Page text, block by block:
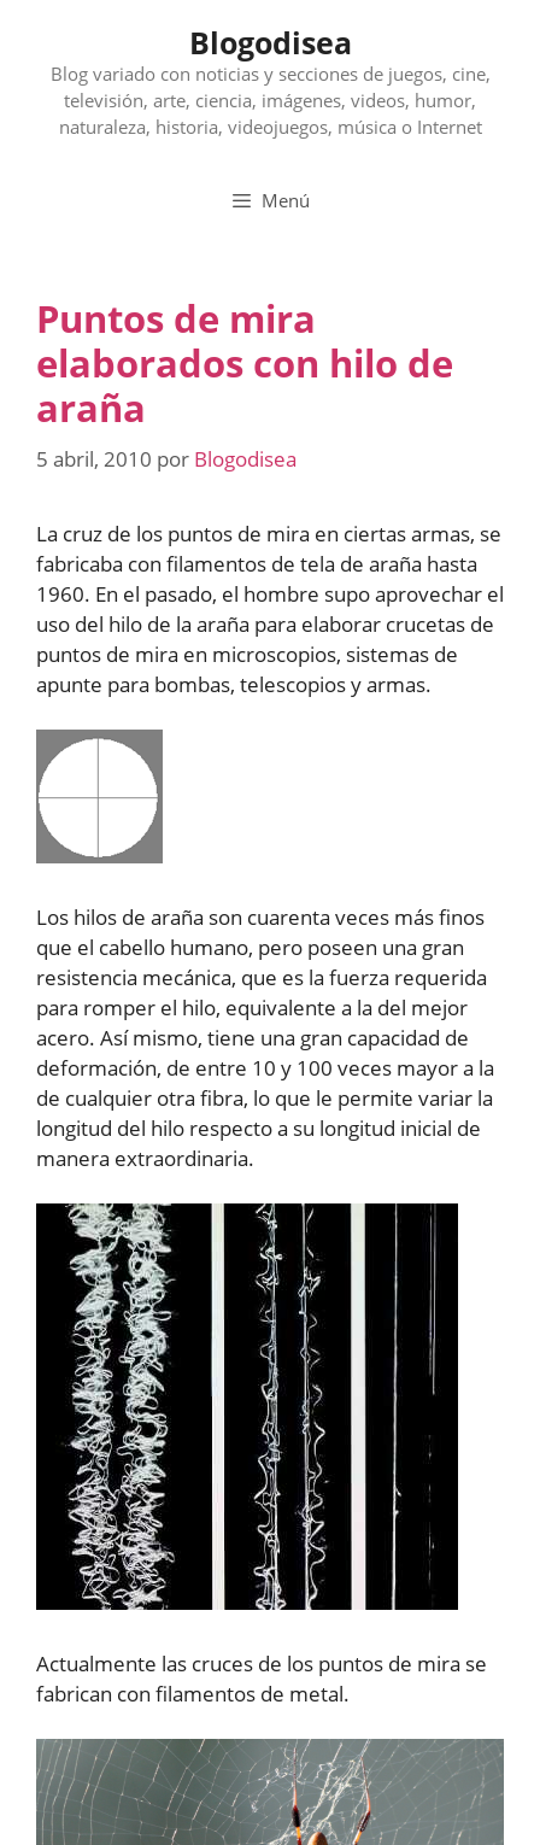
contenido
Blogodisea
Blog variado con noticias y secciones de juegos, cine,
televisión, arte, ciencia, imágenes, videos, humor,
naturaleza, historia, videojuegos, música o Internet
Menú
Puntos de mira
elaborados con hilo de
araña
5 abril, 2010 por Blogodisea
La cruz de los puntos de mira en ciertas armas, se
fabricaba con filamentos de tela de araña hasta
1960. En el pasado, el hombre supo aprovechar el
uso del hilo de la araña para elaborar crucetas de
puntos de mira en microscopios, sistemas de
apunte para bombas, telescopios y armas.
Los hilos de araña son cuarenta veces más finos
que el cabello humano, pero poseen una gran
resistencia mecánica, que es la fuerza requerida
para romper el hilo, equivalente a la del mejor
acero. Así mismo, tiene una gran capacidad de
deformación, de entre 10 y 100 veces mayor a la
de cualquier otra fibra, lo que le permite variar la
longitud del hilo respecto a su longitud inicial de
manera extraordinaria.
Actualmente las cruces de los puntos de mira se
fabrican con filamentos de metal.